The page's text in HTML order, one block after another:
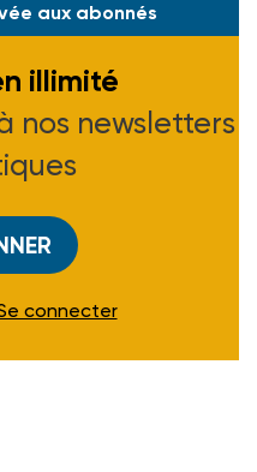
aux abonnés
illimité
nos newsletters
connecter